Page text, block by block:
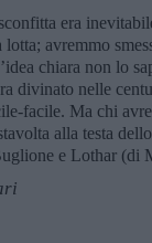
era
avremmo
chiara non lo
divinato nelle
facile. Ma chi
alla testa
e Lothar (di